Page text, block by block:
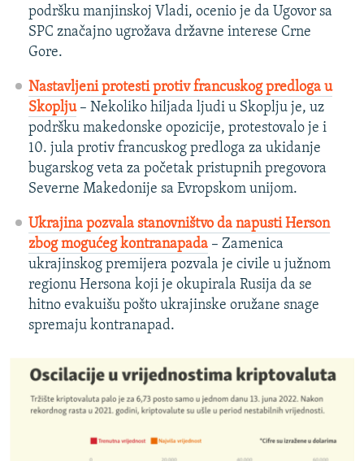
podršku manjinskoj Vladi, ocenio je da Ugovor sa
SPC značajno ugrožava državne interese Crne
Gore.
Nastavljeni protesti protiv francuskog predloga u
Skoplju– Nekoliko hiljada ljudi u Skoplju je, uz
podršku makedonske opozicije, protestovalo je i
10. jula protiv francuskog predloga za ukidanje
bugarskog veta za početak pristupnih pregovora
Severne Makedonije sa Evropskom unijom.
Ukrajina pozvala stanovništvo da napusti Herson
zbog mogućeg kontranapada– Zamenica
ukrajinskog premijera pozvala je civile u južnom
regionu Hersona koji je okupirala Rusija da se
hitno evakuišu pošto ukrajinske oružane snage
spremaju kontranapad.